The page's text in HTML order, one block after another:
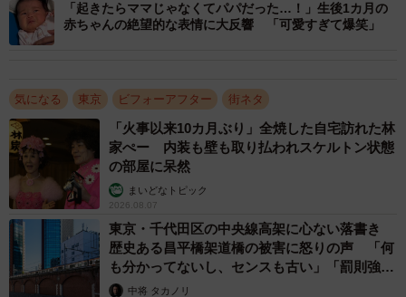
2/5
「起きたらママじゃなくてパパだった…！」生後1カ月の
赤ちゃんの絶望的な表情に大反響 「可愛すぎて爆笑」
気になる 東京 ビフォーアフター 街ネタ
「火事以来10カ月ぶり」全焼した自宅訪れた林
家ぺー 内装も壁も取り払われスケルトン状態
の部屋に呆然
まいどなトピック
2026.08.07
東京・千代田区の中央線高架に心ない落書き
歴史ある昌平橋架道橋の被害に怒りの声 「何
も分かってないし、センスも古い」「罰則強化
して」中将 タカノリ